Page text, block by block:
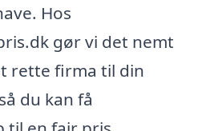
Hos
gør vi det nemt
rette firma til din
du kan få